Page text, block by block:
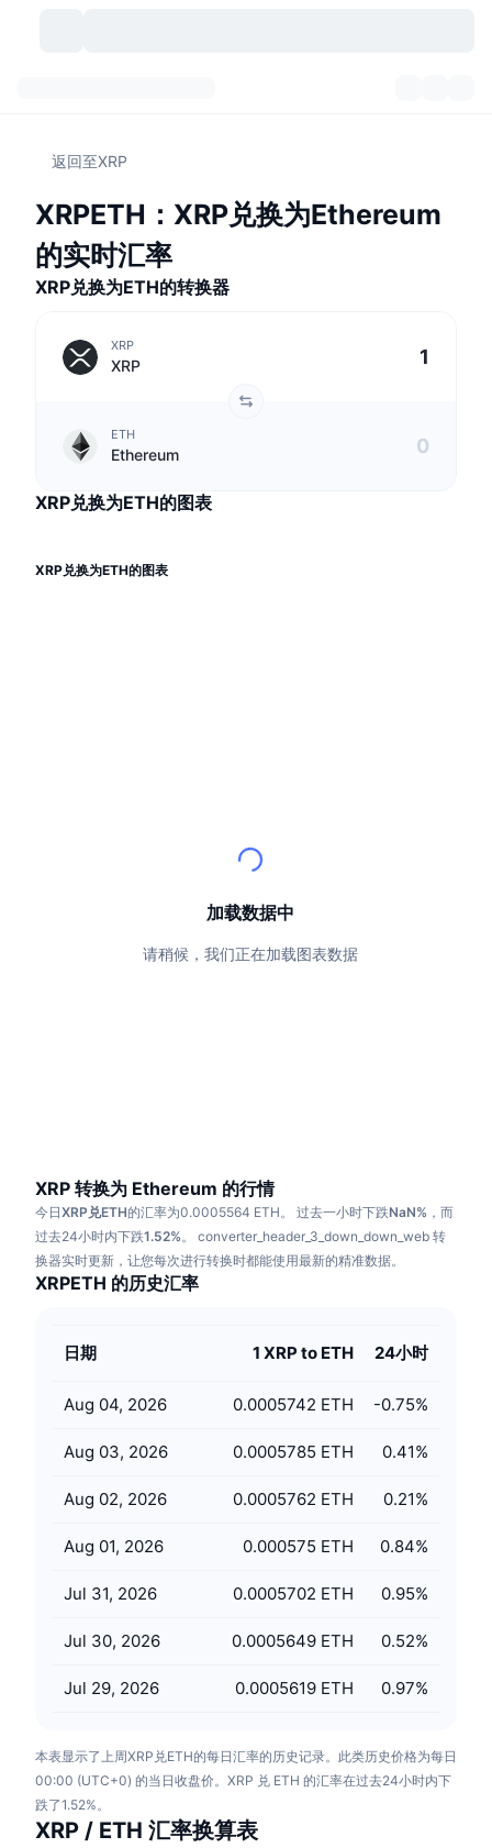
分类
历史记录
代币解锁
真实世界资产
排行榜
热门
体育运动
金融
NFT 总体统计数据
即将进行的销售活动
市场概况
现货市场
加密货币数量
币安币金库
交易所流入/流出
指标
技术分析
RSI
MACD
衍生品
总览
清算
资金费率
热门
新
模因 (Memes) 探索工具
顶级交易者
中心化交易所
现货
去中心化交易所
现货
衍生品
社区
动态
直播活动
文章
加密货币 API
DEX API
企业
转换器
简讯
研究报告
视频
词汇表
空投
钻石奖励
学习赚币
ICO日历
活动日历
返回至XRP
XRPETH：XRP兑换为Ethereum
的实时汇率
XRP兑换为ETH的转换器
XRP
XRP
ETH
Ethereum
XRP兑换为ETH的图表
XRP兑换为ETH的图表
加载数据中
请稍候，我们正在加载图表数据
XRP 转换为 Ethereum 的行情
今日XRP兑ETH的汇率为0.0005564 ETH。 过去一小时下跌NaN% ，而
过去24小时内下跌1.52%。 converter_header_3_down_down_web 转
换器实时更新，让您每次进行转换时都能使用最新的精准数据。
XRPETH 的历史汇率
日期 1 XRP to ETH 24小时
Aug 04, 2026 0.0005742 ETH -0.75%
Aug 03, 2026 0.0005785 ETH 0.41%
Aug 02, 2026 0.0005762 ETH 0.21%
Aug 01, 2026 0.000575 ETH 0.84%
Jul 31, 2026 0.0005702 ETH 0.95%
Jul 30, 2026 0.0005649 ETH 0.52%
Jul 29, 2026 0.0005619 ETH 0.97%
本表显示了上周XRP兑ETH的每日汇率的历史记录。此类历史价格为每日
00:00 (UTC+0) 的当日收盘价。XRP 兑 ETH 的汇率在过去24小时内下
跌了1.52%。
XRP / ETH 汇率换算表